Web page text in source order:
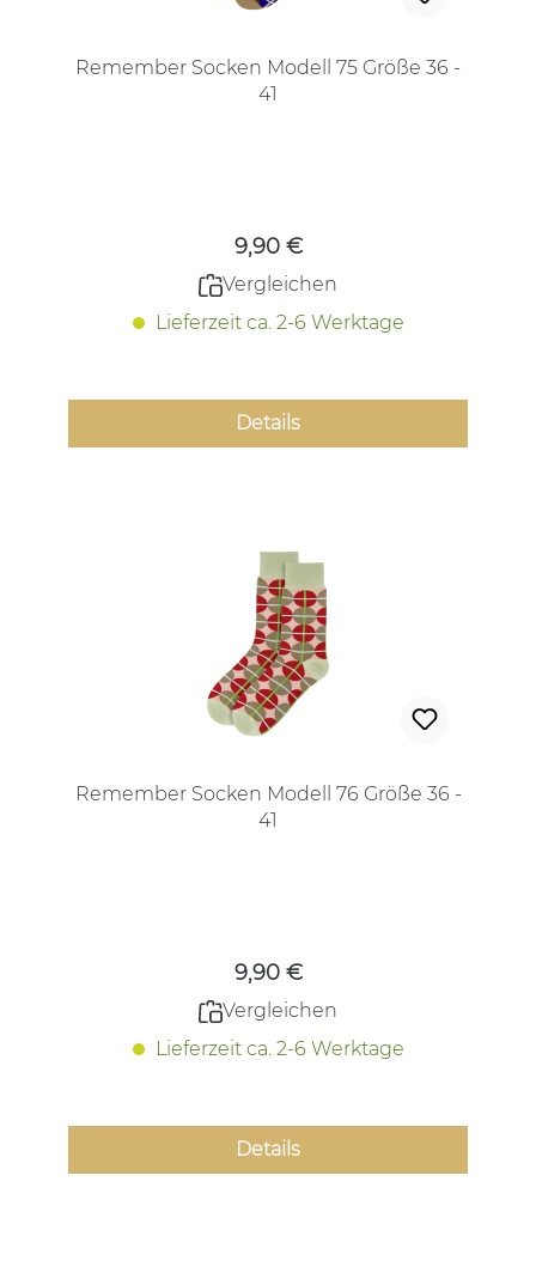
Remember Socken Modell 75 Größe 36 -
41
9,90 €
Vergleichen
Lieferzeit ca. 2-6 Werktage
Details
Remember Socken Modell 76 Größe 36 -
41
9,90 €
Vergleichen
Lieferzeit ca. 2-6 Werktage
Details